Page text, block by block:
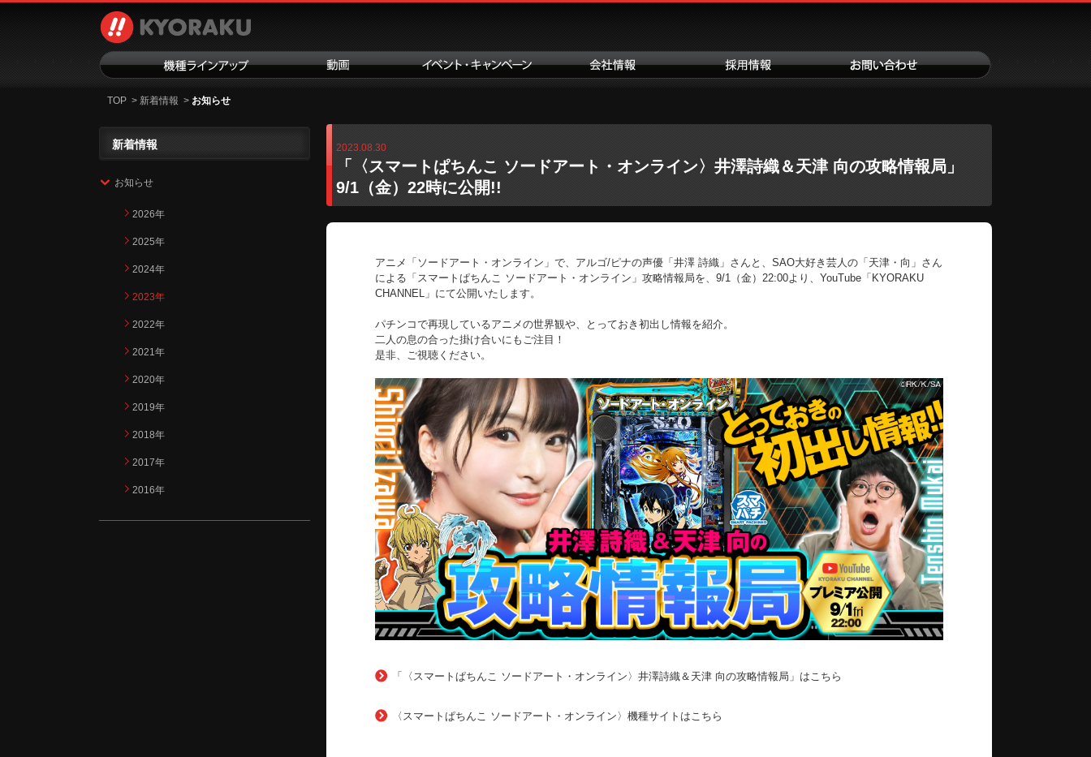
TOP > 新着情報 > お知らせ
新着情報
お知らせ
2026年
2025年
2024年
2023年
2022年
2021年
2020年
2019年
2018年
2017年
2016年
2023.08.30
「〈スマートぱちんこ ソードアート・オンライン〉井澤詩織＆天津 向の攻略情報局」
9/1（金）22時に公開!!
アニメ「ソードアート・オンライン」で、アルゴ/ピナの声優「井澤 詩織」さんと、SAO大好き芸人の「天津・向」さん
による「スマートぱちんこ ソードアート・オンライン」攻略情報局を、9/1（金）22:00より、YouTube「KYORAKU
CHANNEL」にて公開いたします。
パチンコで再現しているアニメの世界観や、とっておき初出し情報を紹介。
二人の息の合った掛け合いにもご注目！
是非、ご視聴ください。
「〈スマートぱちんこ ソードアート・オンライン〉井澤詩織＆天津 向の攻略情報局」はこちら
〈スマートぱちんこ ソードアート・オンライン〉機種サイトはこちら